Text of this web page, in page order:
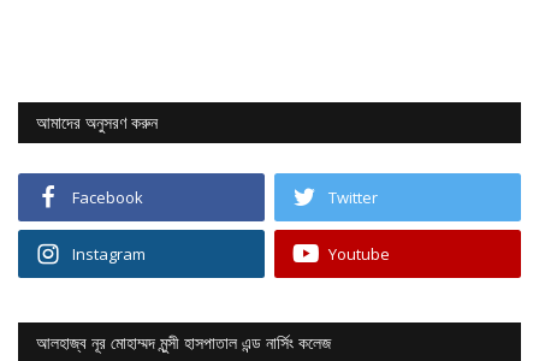
আমাদের অনুসরণ করুন
Facebook Twitter
Instagram Youtube
আলহাজ্ব নূর মোহাম্মদ মুন্সী হাসপাতাল এন্ড নার্সিং কলেজ